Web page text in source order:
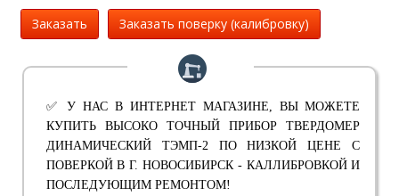
Заказать Заказать поверку (калибровку)
✅ У НАС В ИНТЕРНЕТ МАГАЗИНЕ, ВЫ МОЖЕТЕ
КУПИТЬ ВЫСОКО ТОЧНЫЙ ПРИБОР ТВЕРДОМЕР
ДИНАМИЧЕСКИЙ ТЭМП-2 ПО НИЗКОЙ ЦЕНЕ С
ПОВЕРКОЙ В Г. НОВОСИБИРСК - КАЛЛИБРОВКОЙ И
ПОСЛЕДУЮЩИМ РЕМОНТОМ!